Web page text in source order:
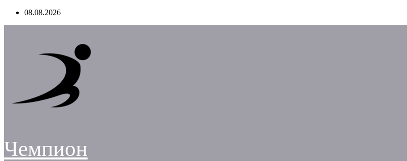
Перейти08.08.2026
Чемпион